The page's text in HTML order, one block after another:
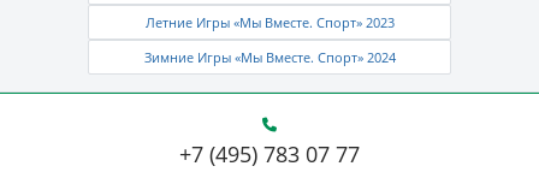
Летние Игры «Мы Вместе. Спорт» 2023
Зимние Игры «Мы Вместе. Спорт» 2024
+7 (495) 783 07 77